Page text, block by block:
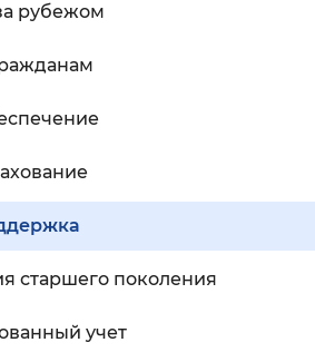
рубежом
старшего поколения
учет